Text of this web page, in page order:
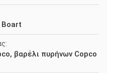
Boart
βαρέλι πυρήνων Copco